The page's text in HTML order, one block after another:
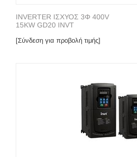
INVERTER ΙΣΧΥΟΣ 3Φ 400V
15KW GD20 INVT
[Σύνδεση για προβολή τιμής]